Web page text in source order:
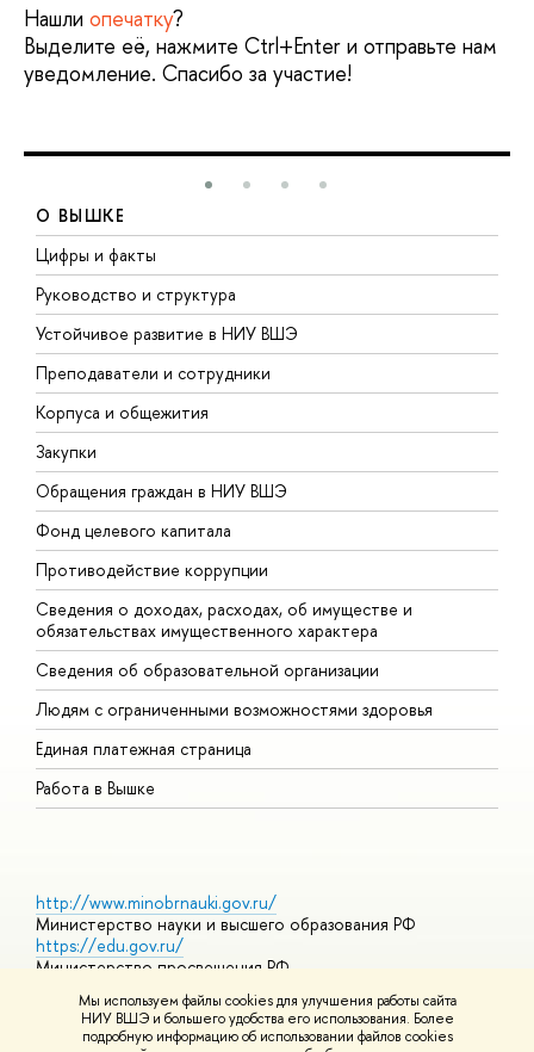
Мы используем файлы cookies для улучшения работы сайта
НИУ ВШЭ и большего удобства его использования. Более
подробную информацию об использовании файлов cookies
Нашли опечатку?
Выделите её, нажмите Ctrl+Enter и отправьте нам
уведомление. Спасибо за участие!
О ВЫШКЕ
Цифры и факты
Руководство и структура
Устойчивое развитие в НИУ ВШЭ
Преподаватели и сотрудники
Корпуса и общежития
Закупки
Обращения граждан в НИУ ВШЭ
Фонд целевого капитала
Противодействие коррупции
Сведения о доходах, расходах, об имуществе и
обязательствах имущественного характера
Сведения об образовательной организации
Людям с ограниченными возможностями здоровья
Единая платежная страница
Работа в Вышке
http://www.minobrnauki.gov.ru/
Министерство науки и высшего образования РФ
https://edu.gov.ru/
Министерство просвещения РФ
Массовые открытые онлайн-курсы